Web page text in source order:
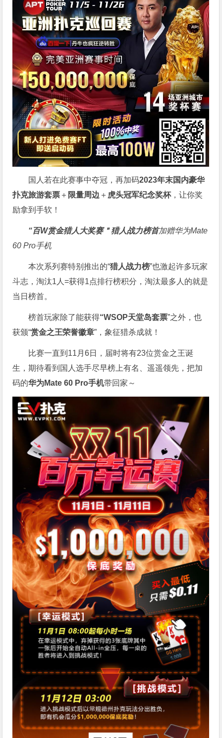
国人若在此赛事中夺冠，再加码2023年末国内豪华
扑克旅游套票 ＋ 限量周边 ＋ 虎头冠军纪念奖杯，让你奖
励拿到手软！
“百W赏金猎人大奖赛＂猎人战力榜首加赠华为Mate
60 Pro手机
本次系列赛特别推出的“猎人战力榜”也激起许多玩家
斗志，淘汰1人=获得1点排行榜积分，淘汰最多人的就是
当日榜首。
榜首玩家除了能获得“WSOP天堂岛套票”之外，也
获颁“赏金之王荣誉徽章”，象征猎杀成就！
比赛一直到11月6日，届时将有23位赏金之王诞
生，期待看到国人选手尽早榜上有名、遥遥领先，把加
码的华为Mate 60 Pro手机带回家～